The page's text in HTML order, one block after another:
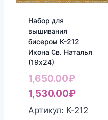
Набор для
вышивания
бисером К-212
Икона Св. Наталья
(19х24)
1,650.00₽
цена
1,530.00₽
цена:
Артикул: К-212